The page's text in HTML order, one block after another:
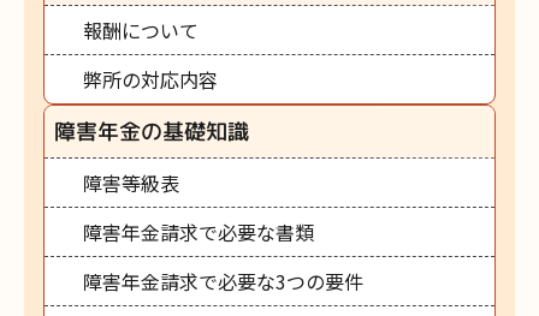
報酬について
弊所の対応内容
障害年金の基礎知識
障害等級表
障害年金請求で必要な書類
障害年金請求で必要な3つの要件